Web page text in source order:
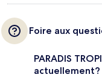
Foire aux
PARADIS
actuellement?